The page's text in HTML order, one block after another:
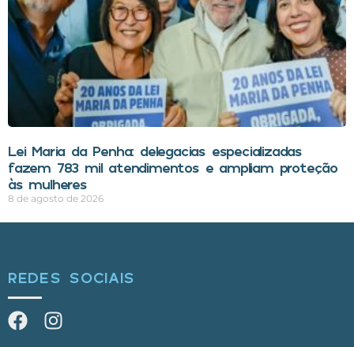
Lei Maria da Penha: delegacias especializadas
fazem 783 mil atendimentos e ampliam proteção
às mulheres
8 de agosto de 2026
REDES SOCIAIS